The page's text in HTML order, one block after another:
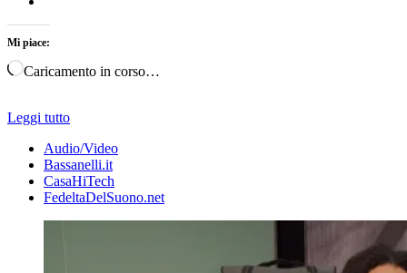
Mi piace:
Caricamento in corso…
Leggi tutto
Audio/Video
Bassanelli.it
CasaHiTech
FedeltaDelSuono.net